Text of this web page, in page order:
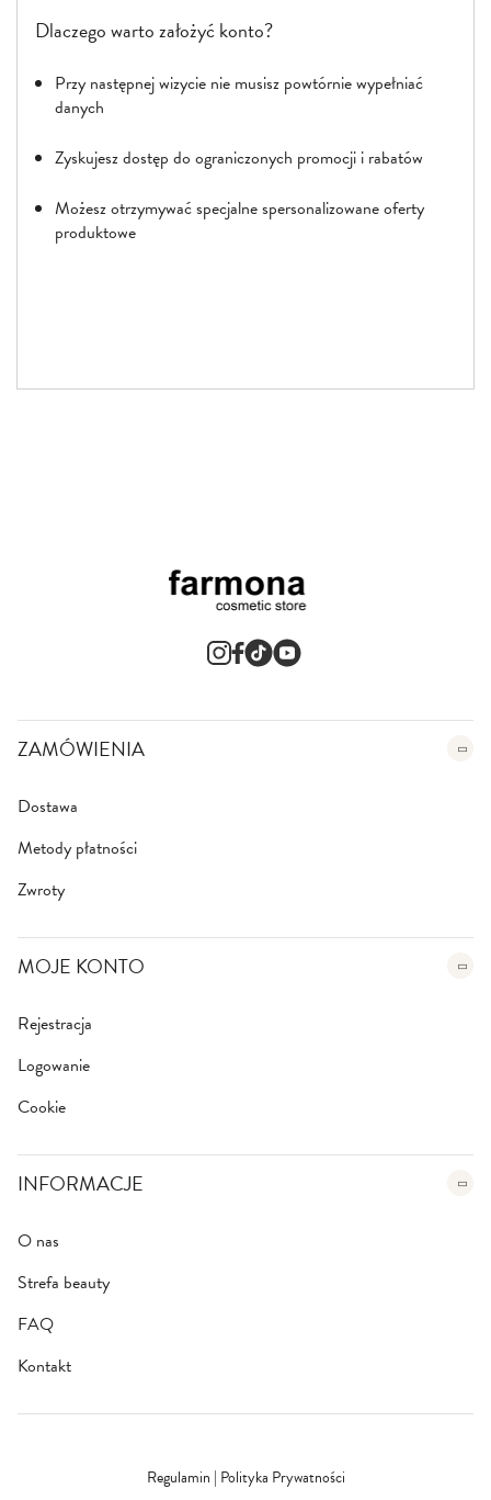
Dlaczego warto założyć konto?
Przy następnej wizycie nie musisz powtórnie wypełniać
danych
Zyskujesz dostęp do ograniczonych promocji i rabatów
Możesz otrzymywać specjalne spersonalizowane oferty
produktowe
ZAMÓWIENIA
Dostawa
Metody płatności
Zwroty
MOJE KONTO
Rejestracja
Logowanie
Cookie
INFORMACJE
O nas
Strefa beauty
FAQ
Kontakt
Regulamin | Polityka Prywatności